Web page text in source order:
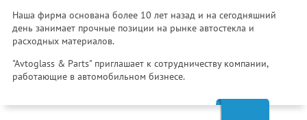
Наша фирма основана более 10 лет назад и на сегодняшний
день занимает прочные позиции на рынке автостекла и
расходных материалов.
"Avtoglass & Parts" приглашает к сотрудничеству компании,
работающие в автомобильном бизнесе.